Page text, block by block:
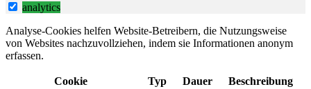
analytics
Analyse-Cookies helfen Website-Betreibern, die Nutzungsweise
von Websites nachzuvollziehen, indem sie Informationen anonym
erfassen.
Cookie Typ Dauer Beschreibung